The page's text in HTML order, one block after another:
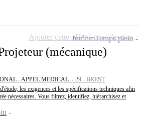
(mécanique)
- APPEL MEDICAL - 29 - BREST
les exigences et les spécifications techniques afin
nécessaires. Vous filtrez, identifiez, hiérarchisez et
IntérimTemps plein
Ajouter cette offre à ma sélection